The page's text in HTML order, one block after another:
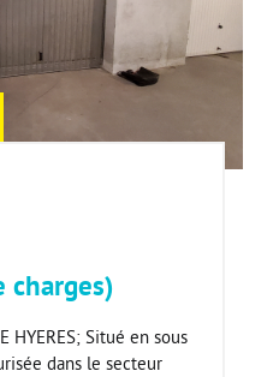
charges)
HYERES; Situé en sous
dans le secteur